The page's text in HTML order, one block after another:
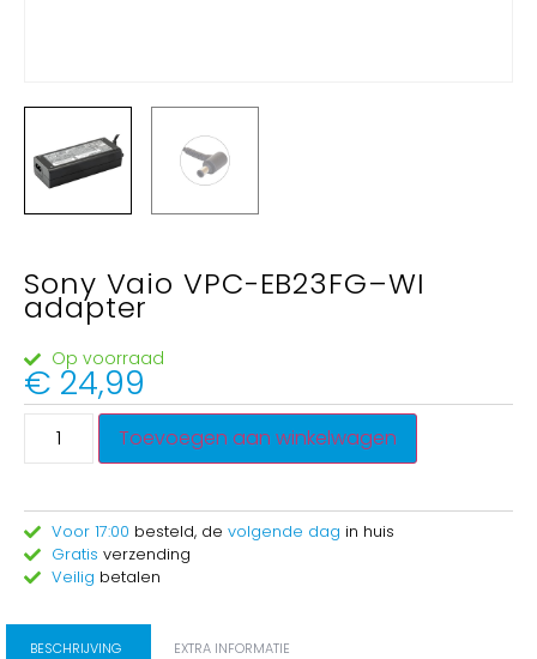
Sony Vaio VPC-EB23FG–WI
adapter
Op voorraad
€ 24,99
Toevoegen aan winkelwagen
Voor 17:00 besteld, de volgende dag in huis
Gratis verzending
Veilig betalen
BESCHRIJVING EXTRA INFORMATIE